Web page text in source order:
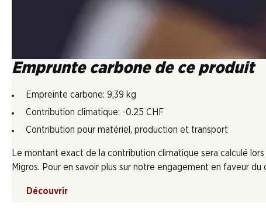
Emprunte carbone de ce produit
Empreinte carbone: 9,39 kg
Contribution climatique: -0.25 CHF
Contribution pour matériel, production et transport
Le montant exact de la contribution climatique sera calculé
Migros. Pour en savoir plus sur notre engagement en faveur
Découvrir